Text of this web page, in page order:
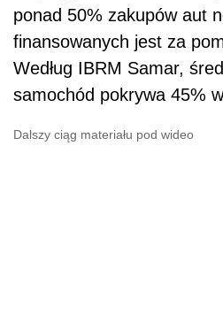
ponad 50% zakupów aut
finansowanych jest za
Według IBRM Samar,
samochód pokrywa 45%
Dalszy ciąg materiału pod wideo